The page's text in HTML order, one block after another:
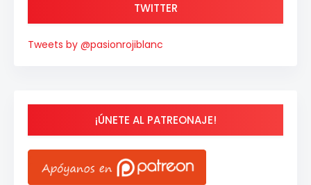
TWITTER
Tweets by @pasionrojiblanc
¡ÚNETE AL PATREONAJE!